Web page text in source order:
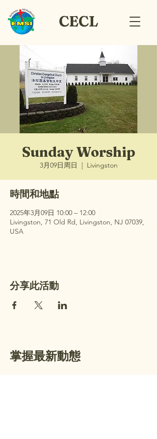
CECL
Sunday Worship
3月09日周日
  |
Livingston
時間和地點
2025年3月09日 10:00 – 12:00
Livingston, 71 Old Rd, Livingston, NJ 07039,
USA
分享此活動
掌握最新動態